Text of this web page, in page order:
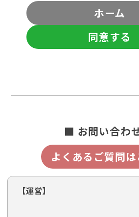
ホーム
同意する
■ お問い合わ
よくあるご質問は
【運営】